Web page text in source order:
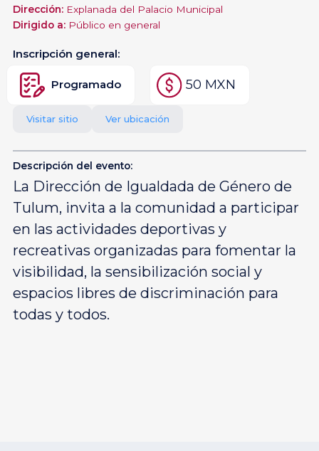
Dirección: Explanada del Palacio Municipal
Dirigido a: Público en general
Inscripción general:
Programado 50 MXN
Visitar sitio Ver ubicación
Descripción del evento:
La Dirección de Igualdada de Género de
Tulum, invita a la comunidad a participar
en las actividades deportivas y
recreativas organizadas para fomentar la
visibilidad, la sensibilización social y
espacios libres de discriminación para
todas y todos.